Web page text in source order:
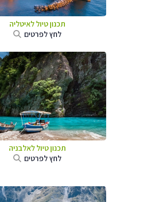
תכנון טיול לאיטליה
לחץ לפרטים
תכנון טיול לאלבניה
לחץ לפרטים